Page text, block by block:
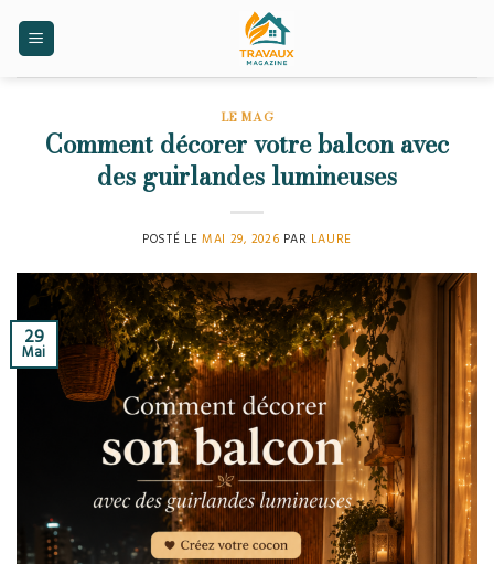
LE MAG
Comment décorer votre balcon avec
des guirlandes lumineuses
POSTÉ LEMAI 29, 2026 PAR LAURE
29
Mai